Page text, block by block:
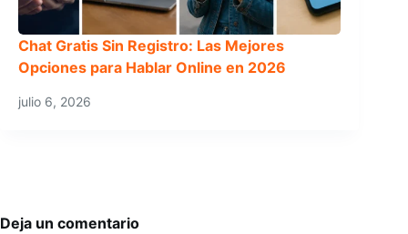
Chat Gratis Sin Registro: Las Mejores
Opciones para Hablar Online en 2026
julio 6, 2026
Deja un comentario